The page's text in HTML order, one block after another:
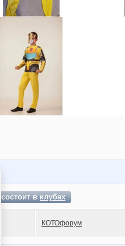
состоит вклубах
КОТОфорум